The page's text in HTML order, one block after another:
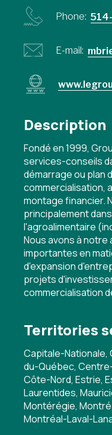
Phone:
E-mail:
Description
Fondé en 1999,
services-conseils
démarrage ou plan
commercialisation,
montage financier.
principalement
l'agroalimentaire
Nous avons à
importantes en
d'expansion
projets
commercialisation
Territories
Capitale-Nationale,
du-Québec,
Côte-Nord, Estrie,
Laurentides,
Montérégie,
Montréal-Laval-